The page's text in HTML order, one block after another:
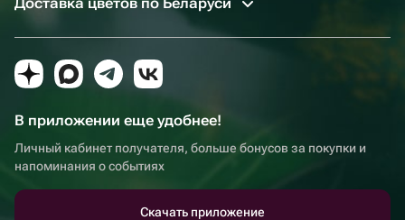
В приложении еще удобнее!
Личный кабинет получателя, больше бонусов за покупки и
напоминания о событиях
Скачать приложение